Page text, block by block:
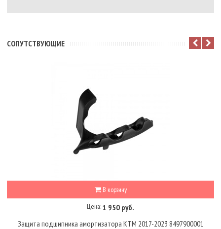
CОПУТСТВУЮЩИЕ
В корзину
Цена:1 950 руб.
Защита подшипника амортизатора KTM 2017-2023 8497900001